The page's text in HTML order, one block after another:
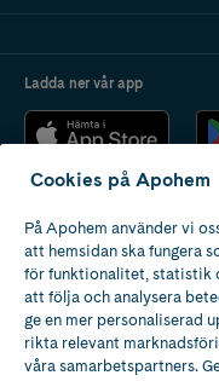
Ladda ner vår app
Apotek med tillstånd
av Läkemedelsverket
Cookies på Apohem
På Apohem använder vi
att hemsidan ska fungera
för funktionalitet, statistik
att följa och analysera
ge en mer personaliserad
rikta relevant
våra samarbetspartners.